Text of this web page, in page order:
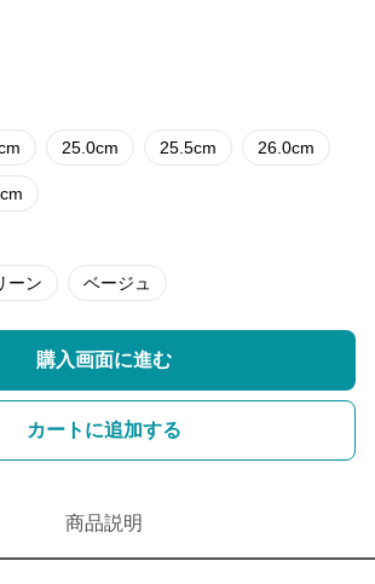
25.0cm 25.5cm 26.0cm
ーン ベージュ
購入画面に進む
カートに追加する
商品説明